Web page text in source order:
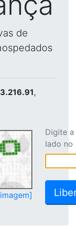
de
,
Digite
lado no